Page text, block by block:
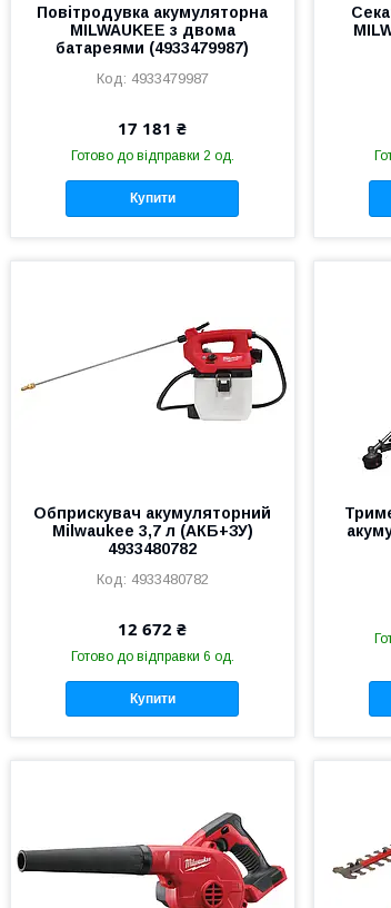
Повітродувка акумуляторна
MILWAUKEE з двома
батареями (4933479987)
4933479987
17 181 ₴
Готово до відправки 2 од.
Купити
Обприскувач акумуляторний
Milwaukee 3,7 л (АКБ+ЗУ)
4933480782
4933480782
12 672 ₴
Готово до відправки 6 од.
Купити